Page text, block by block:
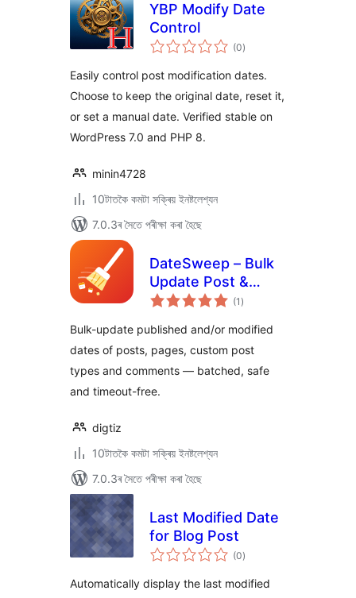
YBP Modify Date
Control
(0টা
মুঠ)
Easily control post modification dates.
Choose to keep the original date, reset it,
or set a manual date. Verified stable on
WordPress 7.0 and PHP 8.
minin4728
10টাতকৈ কমটা সক্ৰিয় ইনষ্টলেশ্যন
7.0.3ৰ সৈতে পৰীক্ষা কৰা হৈছে
DateSweep – Bulk
Update Post &
Page Dates (1 টা
মুঠ)
Bulk-update published and/or modified
dates of posts, pages, custom post
types and comments — batched, safe
and timeout-free.
digtiz
10টাতকৈ কমটা সক্ৰিয় ইনষ্টলেশ্যন
7.0.3ৰ সৈতে পৰীক্ষা কৰা হৈছে
Last Modified Date
for Blog Post
(0টা
মুঠ)
Automatically display the last modified